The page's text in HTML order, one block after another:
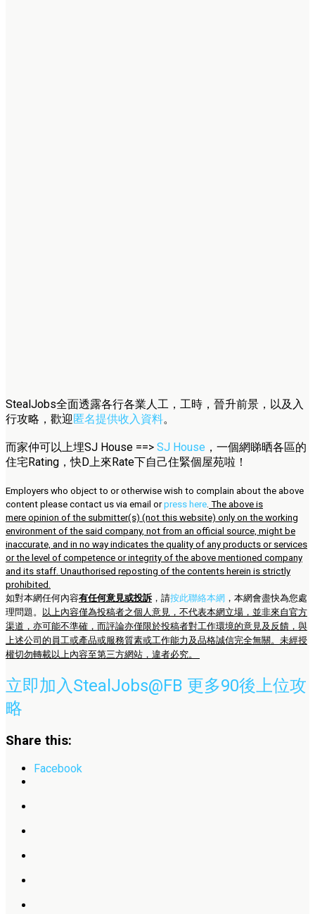
StealJobs全面透露各行各業人工，工時，晉升前景，以及入
行攻略，歡迎匿名提供收入資料。
而家仲可以上埋SJ House ==> SJ House ，一個網睇晒各區的
住宅Rating，快D上來Rate下自己住緊個屋苑啦！
Employers who object to or otherwise wish to complain about the above
content please contact us via email orpress here. The above is
mere opinion of the submitter(s) (not this website) only on the working
environment of the said company, not from an official source, might be
inaccurate, and in no way indicates the quality of any products or services
or the level of competence or integrity of the above mentioned company
and its staff. Unauthorised reposting of the contents herein is strictly
prohibited.
如對本網任何內容有任何意見或投訴 ，請按此聯絡本網 ，本網會盡快為您處
理問題。
以上內容僅為投稿者之個人意見，不代表本網立場，並非來自官方
渠道，亦可能不準確，而評論亦僅限於投稿者對工作環境的意見及反饋，與
上述公司的員工或產品或服務質素或工作能力及品格誠信完全無關。未經授
權切勿轉載以上內容至第三方網站，違者必究。
立即加入StealJobs@FB 更多90後上位攻
略
Share this:
Facebook